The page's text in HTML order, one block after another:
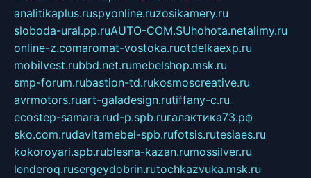
analitikaplus.ruspyonline.ruzosikamery.ru
sloboda-ural.pp.ruAUTO-COM.SUhohota.netalimy.ru
online-z.comaromat-vostoka.ruotdelkaexp.ru
mobilvest.rubbd.net.rumebelshop.msk.ru
smp-forum.rubastion-td.rukosmoscreative.ru
avrmotors.ruart-galadesign.rutiffany-c.ru
ecostep-samara.rud-p.spb.ruгалактика73.рф
sko.com.rudavitamebel-spb.rufotsis.rutesiaes.ru
kokoroyari.spb.rublesna-kazan.rumossilver.ru
lenderoq.rusergeydobrin.rutochkazvuka.msk.ru